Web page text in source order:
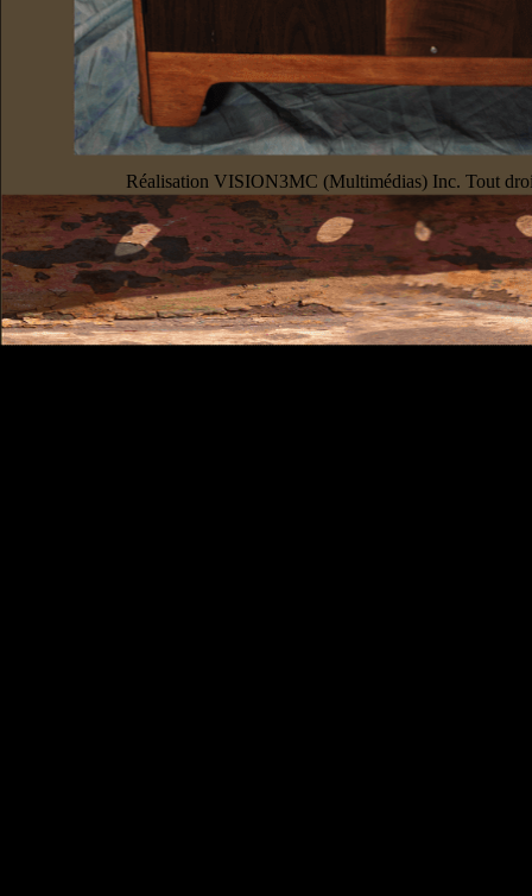
Réalisation VISION3MC (Multimédias) Inc. Tout